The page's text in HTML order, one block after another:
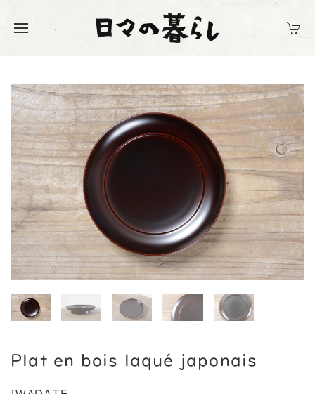
Plat en bois laqué japonais